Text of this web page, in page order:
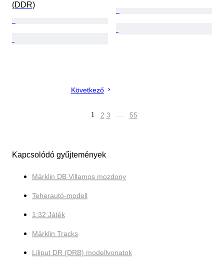
(DDR)
Következő
1 2 3 … 55
Kapcsolódó gyűjtemények
Märklin DB Villamos mozdony
Teherautó-modell
1:32 Játék
Märklin Tracks
Liliput DR (DRB) modellvonatok